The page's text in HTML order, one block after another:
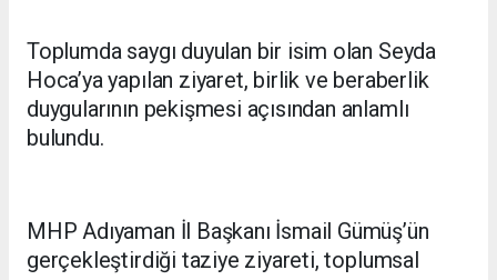
Toplumda saygı duyulan bir isim olan Seyda
Hoca’ya yapılan ziyaret, birlik ve beraberlik
duygularının pekişmesi açısından anlamlı
bulundu.
MHP Adıyaman İl Başkanı İsmail Gümüş’ün
gerçekleştirdiği taziye ziyareti, toplumsal